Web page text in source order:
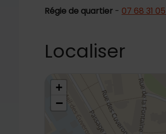
Régie de quartier - 07 68 31
Localiser
+
−